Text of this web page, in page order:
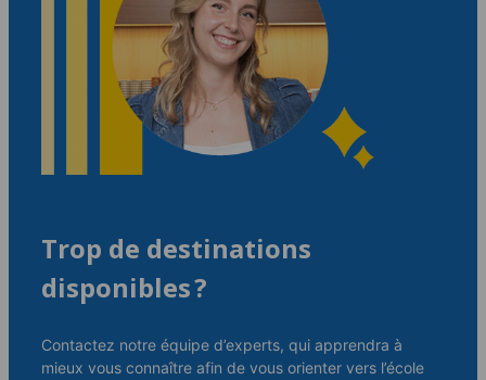
Trop de destinations
disponibles ?
Contactez notre équipe d’experts, qui apprendra à
mieux vous connaître afin de vous orienter vers l’école